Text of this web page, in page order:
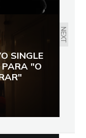
NEXT
SINGLE
PARA "O